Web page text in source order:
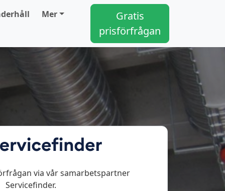
Mer
Gratis
prisförfrågan
via vår samarbetspartner
Servicefinder.